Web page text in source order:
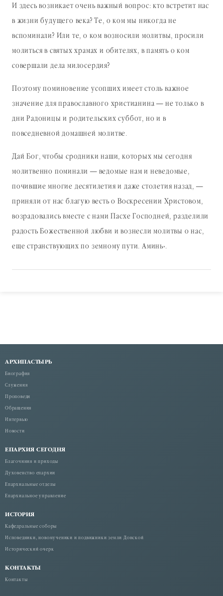
И здесь возникает очень важный вопрос: кто встретит нас
в жизни будущего века? Те, о ком мы никогда не
вспоминали? Или те, о ком возносили молитвы, просили
молиться в святых храмах и обителях, в память о ком
совершали дела милосердия?
Поэтому поминовение усопших имеет столь важное
значение для православного христианина — не только в
дни Радоницы и родительских суббот, но и в
повседневной домашней молитве.
Дай Бог, чтобы сродники наши, которых мы сегодня
молитвенно поминали — ведомые нам и неведомые,
почившие многие десятилетия и даже столетия назад, —
приняли от нас благую весть о Воскресении Христовом,
возрадовались вместе с нами Пасхе Господней, разделили
радость Божественной любви и вознесли молитвы о нас,
еще странствующих по земному пути. Аминь».
АРХИПАСТЫРЬ
Биография
Служения
Проповеди
Обращения
Интервью
Новости
ЕПАРХИЯ СЕГОДНЯ
Благочиния и приходы
Духовенство епархии
Епархиальные отделы
Епархиальное управление
ИСТОРИЯ
Кафедральные соборы
Исповедники, новомученики и подвижники земли Донской
Исторический очерк
КОНТАКТЫ
Контакты